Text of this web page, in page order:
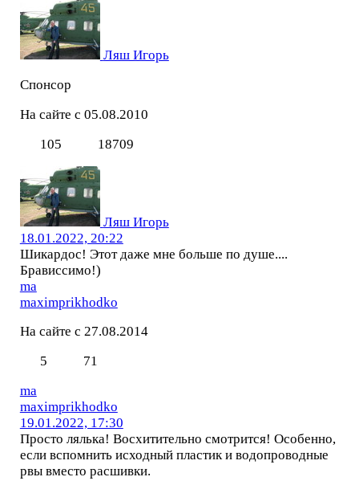
Ляш Игорь
Спонсор
На сайте с 05.08.2010
105
18709
Ляш Игорь
18.01.2022, 20:22
Шикардос! Этот даже мне больше по душе....
Брависсимо!)
ma
maximprikhodko
На сайте с 27.08.2014
5
71
ma
maximprikhodko
19.01.2022, 17:30
Просто лялька! Восхитительно смотрится! Особенно,
если вспомнить исходный пластик и водопроводные
рвы вместо расшивки.